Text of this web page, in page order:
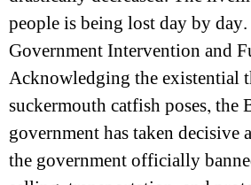
people is being lost day by day.
Government Intervention and
Acknowledging the existential
suckermouth catfish poses, the
government has taken decisive
the government officially